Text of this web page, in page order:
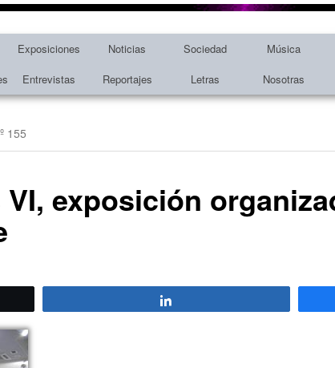
Exposiciones Noticias Sociedad Música
Entrevistas Reportajes Letras Nosotras
155
VI, exposición